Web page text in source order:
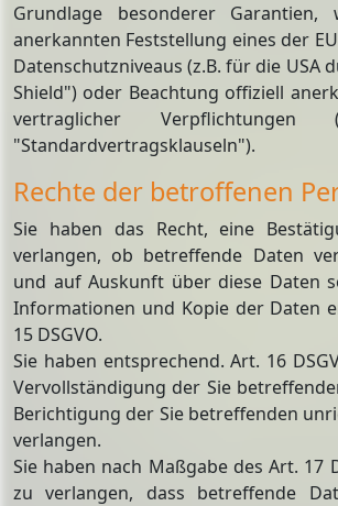
Grundlage besonderer
anerkannten Feststellung eines der
Datenschutzniveaus (z.B. für die USA
Shield") oder Beachtung offiziell
vertraglicher Verpflichtungen
"Standardvertragsklauseln").
Rechte der betroffenen
Sie haben das Recht, eine
verlangen, ob betreffende Daten
und auf Auskunft über diese Daten
Informationen und Kopie der Daten
15 DSGVO.
Sie haben entsprechend. Art. 16
Vervollständigung der Sie
Berichtigung der Sie betreffenden
verlangen.
Sie haben nach Maßgabe des Art. 17
zu verlangen, dass betreffende